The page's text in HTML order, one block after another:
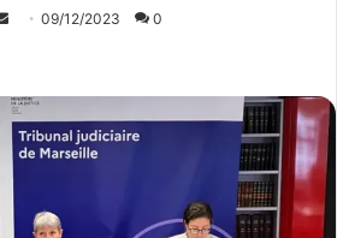
o
y
e
u
09/12/2023 0